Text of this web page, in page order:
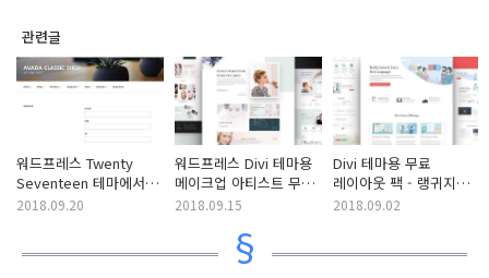
관련글
워드프레스 Twenty
Seventeen 테마에서
페이지 레이아웃을 전체
2018.09.20
워드프레스 Divi 테마용
메이크업 아티스트 무료
레이아웃 팩
2018.09.15
Divi 테마용 무료
레이아웃 팩 - 랭귀지
스쿨(Language School
2018.09.02